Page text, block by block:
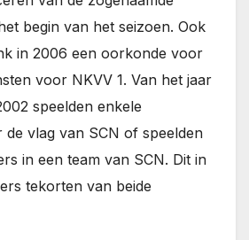
begin van het seizoen. Ook
in 2006 een oorkonde voor
voor NKVV 1. Van het jaar
speelden enkele
de vlag van SCN of speelden
in een team van SCN. Dit in
tekorten van beide